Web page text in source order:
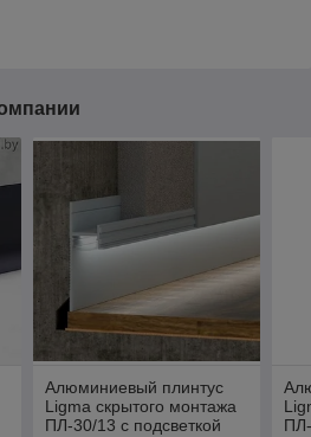
Алюминиевый плинтус
Ligma скрытого монтажа
ПЛ-30/13 с подсветкой